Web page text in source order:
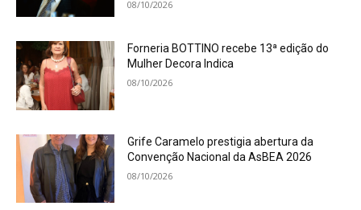
08/10/2026
Forneria BOTTINO recebe 13ª edição do
Mulher Decora Indica
08/10/2026
Grife Caramelo prestigia abertura da
Convenção Nacional da AsBEA 2026
08/10/2026